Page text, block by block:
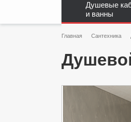
Душевые
и ванны
Главная Сантехника